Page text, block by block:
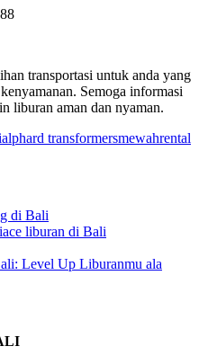
transportasi untuk anda yang
Semoga informasi
liburan aman dan nyaman.
alphard transformersmewahrental
di Bali
liburan di Bali
Level Up Liburanmu ala